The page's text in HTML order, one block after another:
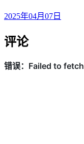
2025年04月07日
评论